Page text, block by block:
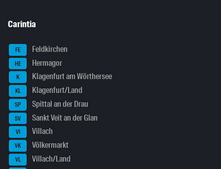
Carintia
FE Feldkirchen
HE Hermagor
K Klagenfurt am Wörthersee
KL Klagenfurt/Land
SP Spittal an der Drau
SV Sankt Veit an der Glan
VI Villach
VK Völkermarkt
VL Villach/Land